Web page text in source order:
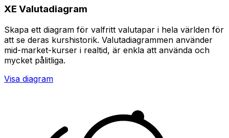
XE Valutadiagram
Skapa ett diagram för valfritt valutapar i hela världen för
att se deras kurshistorik. Valutadiagrammen använder
mid-market-kurser i realtid, är enkla att använda och
mycket pålitliga.
Visa diagram